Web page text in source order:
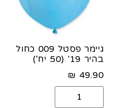
גיימר פסטל 009 כחול
בהיר 19' (50 יח')
49.90
₪